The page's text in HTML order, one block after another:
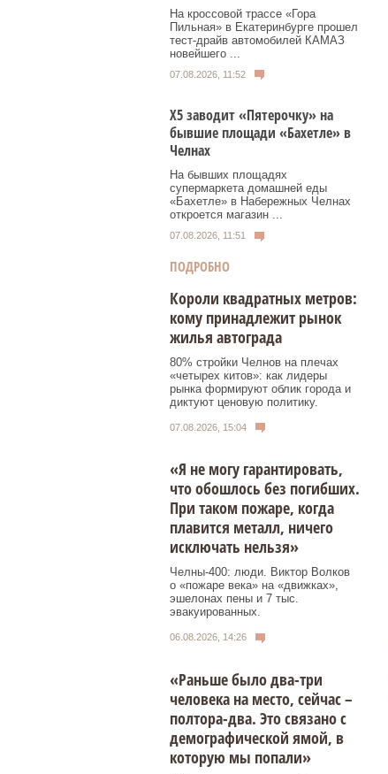
На кроссовой трассе «Гора
Пильная» в Екатеринбурге прошел
тест-драйв автомобилей КАМАЗ
новейшего ...
07.08.2026, 11:52
Х5 заводит «Пятерочку» на
бывшие площади «Бахетле» в
Челнах
На бывших площадях
супермаркета домашней еды
«Бахетле» в Набережных Челнах
откроется магазин ...
07.08.2026, 11:51
ПОДРОБНО
Короли квадратных метров:
кому принадлежит рынок
жилья автограда
80% стройки Челнов на плечах
«четырех китов»: как лидеры
рынка формируют облик города и
диктуют ценовую политику.
07.08.2026, 15:04
«Я не могу гарантировать,
что обошлось без погибших.
При таком пожаре, когда
плавится металл, ничего
исключать нельзя»
Челны-400: люди. Виктор Волков
о «пожаре века» на «движках»,
эшелонах пены и 7 тыс.
эвакуированных.
06.08.2026, 14:26
«Раньше было два-три
человека на место, сейчас –
полтора-два. Это связано с
демографической ямой, в
которую мы попали»